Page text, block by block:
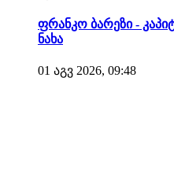
ფრანკო ბარეზი -
ნახა
01 აგვ 2026, 09:48